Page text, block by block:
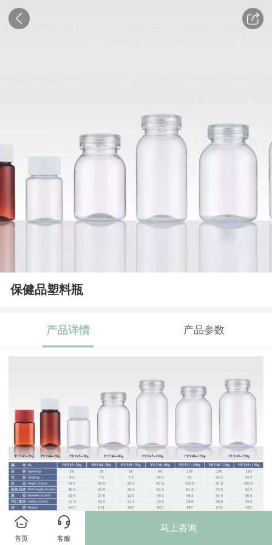
保健品塑料瓶
产品详情 产品参数
保健品塑料瓶
首页 客服
马上咨询